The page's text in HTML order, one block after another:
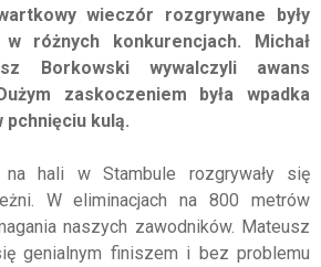
wieczór rozgrywane były
różnych konkurencjach. Michał
Borkowski wywalczyli awans
zaskoczeniem była wpadka
pchnięciu kulą.
na hali w Stambule rozgrywały się
W eliminacjach na 800 metrów
naszych zawodników. Mateusz
genialnym finiszem i bez problemu